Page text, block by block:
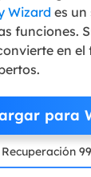
Wizard es
funciones.
en
para